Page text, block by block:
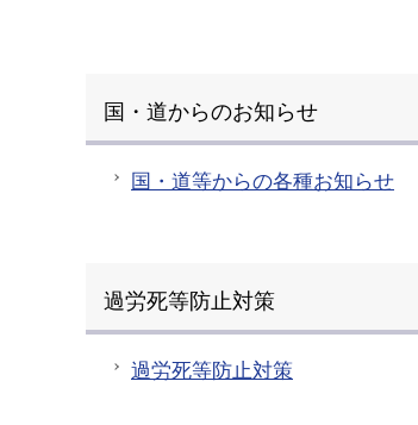
国・道からのお知らせ
国・道等からの各種お知らせ
過労死等防止対策
過労死等防止対策